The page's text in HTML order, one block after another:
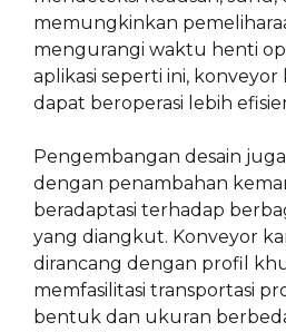
memungkinkan
mengurangi waktu henti
aplikasi seperti ini,
dapat beroperasi lebih
Pengembangan desain
dengan penambahan
beradaptasi terhadap
yang diangkut. Konveyor
dirancang dengan profil
memfasilitasi transportasi
bentuk dan ukuran